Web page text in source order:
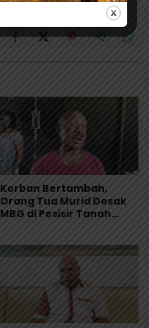
Korban Bertambah,
Orang Tua Murid Desak
MBG di Pesisir Tanah